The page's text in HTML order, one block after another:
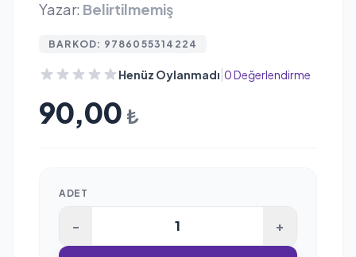
Yazar: Belirtilmemiş
BARKOD: 9786055314224
Henüz Oylanmadı|0 Değerlendirme
90,00 ₺
ADET
- +